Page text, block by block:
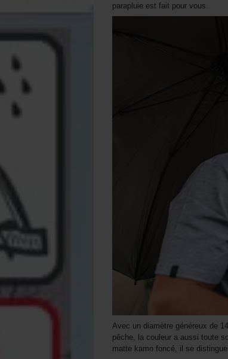
parapluie est fait pour vous.
Avec un diamètre généreux de
pêche, la couleur a aussi toute
matte kamo foncé, il se